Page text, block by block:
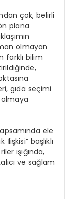
çok, belirli
plana
olmayan
farklı bilim
gıda seçimi
almaya
ele
başlıklı
ışığında,
ve sağlam